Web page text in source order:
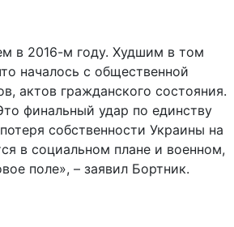
в 2016-м году. Худшим в том
началось с общественной
актов гражданского состояния.
финальный удар по единству
собственности Украины на
в социальном плане и военном,
поле», – заявил Бортник.